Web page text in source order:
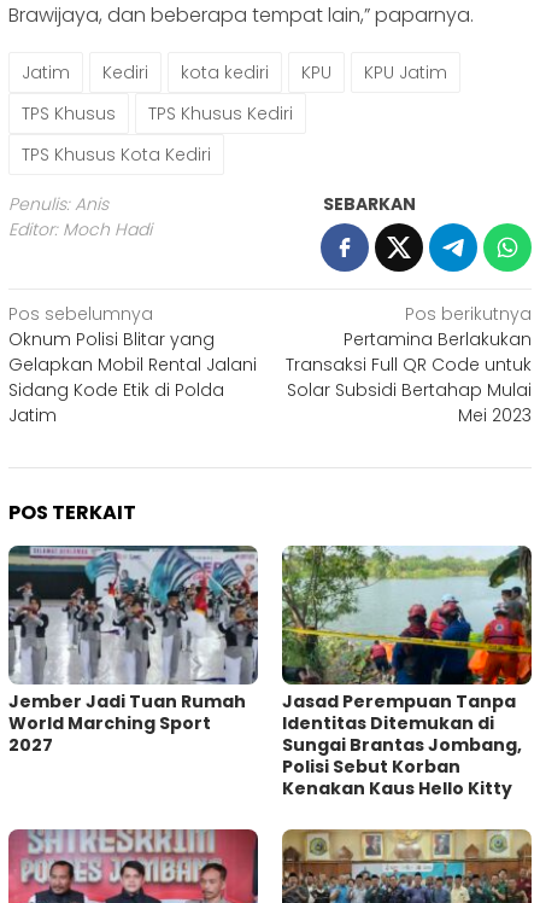
Brawijaya, dan beberapa tempat lain,” paparnya.
Jatim Kediri kota kediri KPU
KPU Jatim
TPS Khusus
TPS Khusus Kediri
TPS Khusus Kota Kediri
Penulis: Anis
Editor: Moch Hadi
SEBARKAN
Navigasi
pos
Pos sebelumnya
Oknum Polisi Blitar yang
Gelapkan Mobil Rental Jalani
Sidang Kode Etik di Polda
Jatim
Pos berikutnya
Pertamina Berlakukan
Transaksi Full QR Code untuk
Solar Subsidi Bertahap Mulai
Mei 2023
POS TERKAIT
Jember Jadi Tuan Rumah
World Marching Sport
2027
Jasad Perempuan Tanpa
Identitas Ditemukan di
Sungai Brantas Jombang,
Polisi Sebut Korban
Kenakan Kaus Hello Kitty